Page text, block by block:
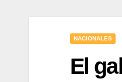
NACIONALES
El